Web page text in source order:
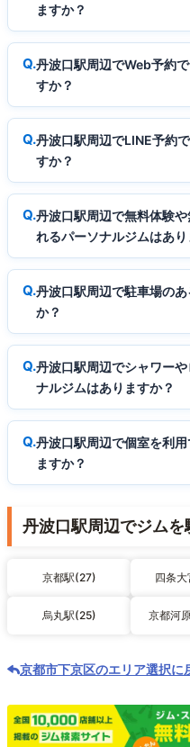
ますか？
丹波口駅周辺でWeb予約
すか？
丹波口駅周辺でLINE予約
すか？
丹波口駅周辺で無料体験
れるパーソナルジムはあり
丹波口駅周辺で駐車場の
か？
丹波口駅周辺でシャワー
ナルジムはありますか？
丹波口駅周辺で個室を利
ますか？
丹波口駅周辺でジムを
京都駅(27) 四条
烏丸駅(25) 京都河
京都市下京区のエリア選択に